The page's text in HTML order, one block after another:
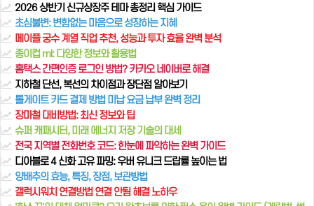
2026 상반기 신규상장주 테마 총정리 핵심 가이드
초심불변: 변함없는 마음으로 성장하는 지혜
메이플 궁수 계열 직업 추천, 성능과 투자 효율 완벽 분석
종이컵 ml: 다양한 정보와 활용법
홈택스 간편인증 로그인 방법? 카카오 네이버로 해결
지하철 단선, 복선의 차이점과 장단점 알아보기
톨게이트 카드 결제 방법 미납 요금 납부 완벽 정리
장마철 대비방법: 최신 정보와 팁
슈퍼 캐패시터, 미래 에너지 저장 기술의 대세
전국 지역별 전화번호 코드: 한눈에 파악하는 완벽 가이드
디아블로 4 신화 고유 파밍: 우버 유니크 드랍률 높이는 법
양배추의 효능, 특징, 장점, 보관방법
갤럭시워치 연결방법 연결 안됨 해결 노하우